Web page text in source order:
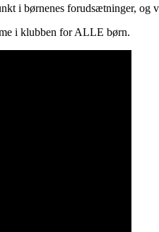
i børnenes forudsætninger,
i klubben for ALLE børn.